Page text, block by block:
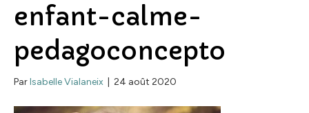
enfant-calme-
pedagoconcepto
ParIsabelle Vialaneix 24 août 2020